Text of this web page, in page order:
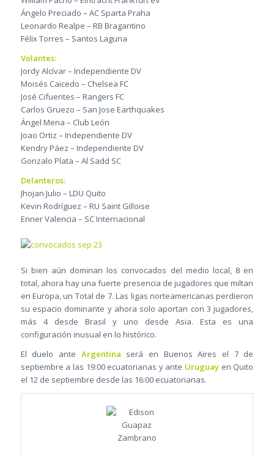
Ángelo Preciado – AC Sparta Praha
Leonardo Realpe – RB Bragantino
Félix Torres – Santos Laguna
Volantes:
Jordy Alcívar – Independiente DV
Moisés Caicedo – Chelsea FC
José Cifuentes – Rangers FC
Carlos Gruezo – San Jose Earthquakes
Ángel Mena – Club León
Joao Ortiz – Independiente DV
Kendry Páez – Independiente DV
Gonzalo Plata – Al Sadd SC
Delanteros:
Jhojan Julio – LDU Quito
Kevin Rodríguez – RU Saint Gilloise
Enner Valencia – SC Internacional
Si bien aún dominan los convocados del medio local, 8 en
total, ahora hay una fuerte presencia de jugadores que miltan
en Europa, un Total de 7. Las ligas norteamericanas perdieron
su espacio dominante y ahora solo aportan con 3 jugadores,
más 4 desde Brasil y uno desde Asia. Esta es una
configuración inusual en lo histórico.
El duelo ante Argentina será en Buenos Aires el 7 de
septiembre a las 19:00 ecuatorianas y ante Uruguay en Quito
el 12 de septiembre desde las 16:00 ecuatorianas.